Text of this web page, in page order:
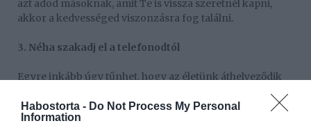
Habostorta - Do Not Process My Personal
Information
azt adod másoknak, amit Te is vissza szeretnél kapni,
akkor a kedvességed viszonzásra fog találni.
3. Néha szakadj el a telefonodtól
Egyre inkább úgy tűnhet, hogy az életünk áthelyeződik
Napjainkban sok órát töltünk a közösségi média
felületeken, társkereső oldalakon, de a való életünk